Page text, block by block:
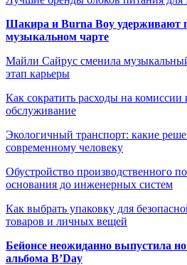
Шакира и Burna Boy удерживают
музыкальном чарте
Майли Сайрус сменила
этап карьеры
Как сократить расходы на комиссии
обслуживание
Экологичный транспорт: какие
современному человеку
Обустройство производственного
основания до инженерных систем
Как выбрать упаковку для
товаров и личных вещей
Бейонсе неожиданно выпустила
альбома B’Day